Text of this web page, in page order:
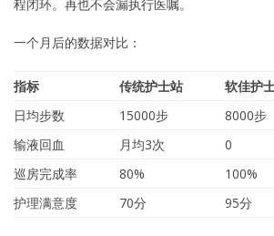
程闭环。再也不会漏执行医嘱。
一个月后的数据对比：
指标 传统护士站 软佳护
日均步数
15000步 8000步
输液回血
月均3次 0
巡房完成率
80% 100%
护理满意度
70分 95分